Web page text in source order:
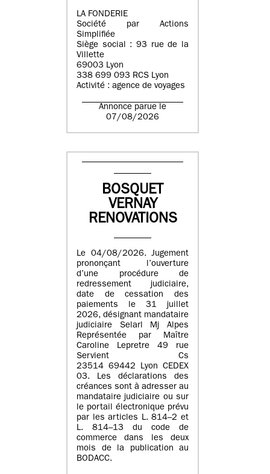
LA FONDERIE
Société par Actions
Simplifiée
Siège social : 93 rue de la
Villette
69003 Lyon
338 699 093 RCS Lyon
Activité : agence de voyages
Annonce parue le
07/08/2026
BOSQUET
VERNAY
RENOVATIONS
Le 04/08/2026. Jugement
prononçant l’ouverture
d’une procédure de
redressement judiciaire,
date de cessation des
paiements le 31 juillet
2026, désignant mandataire
judiciaire Selarl Mj Alpes
Représentée par Maître
Caroline Lepretre 49 rue
Servient Cs
23514 69442 Lyon CEDEX
03. Les déclarations des
créances sont à adresser au
mandataire judiciaire ou sur
le portail électronique prévu
par les articles L. 814–2 et
L. 814–13 du code de
commerce dans les deux
mois de la publication au
BODACC.